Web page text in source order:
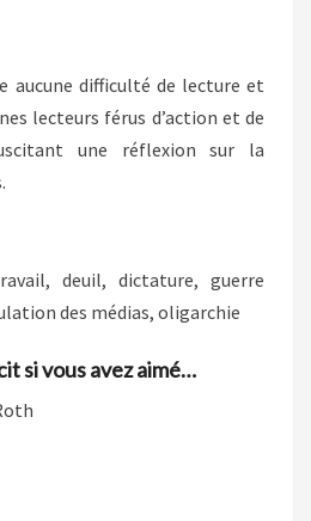
aucune difficulté de lecture et
lecteurs férus d’action et de
une réflexion sur la
deuil, dictature, guerre
des médias, oligarchie
si vous avez aimé…